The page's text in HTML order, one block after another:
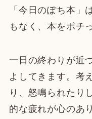
「今日のぽち本」
もなく、本をポチ
一日の終わりが近
よしてきます。考
り、怒鳴られたり
的な疲れが心のあ